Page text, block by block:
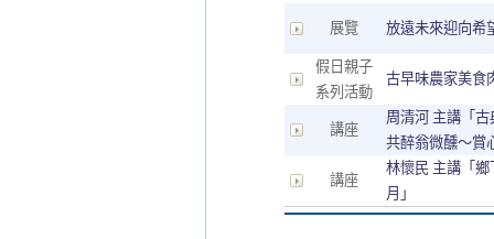
展覽 放遠未來迎向希
假日親子
系列活動
古早味農家美食
講座
周清河 主講「
共醉翁微醺～賞
講座
林懷民 主講「
月」